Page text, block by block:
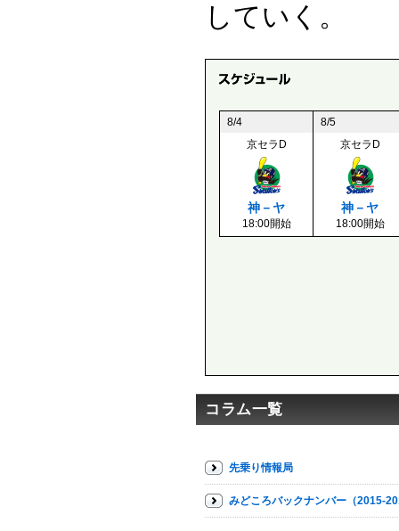
していく。
8/4
8/5
京セラD
神－ヤ
18:00開始
京セラD
神－ヤ
18:00開始
コラム一覧
先乗り情報局
みどころバックナンバー（2015-